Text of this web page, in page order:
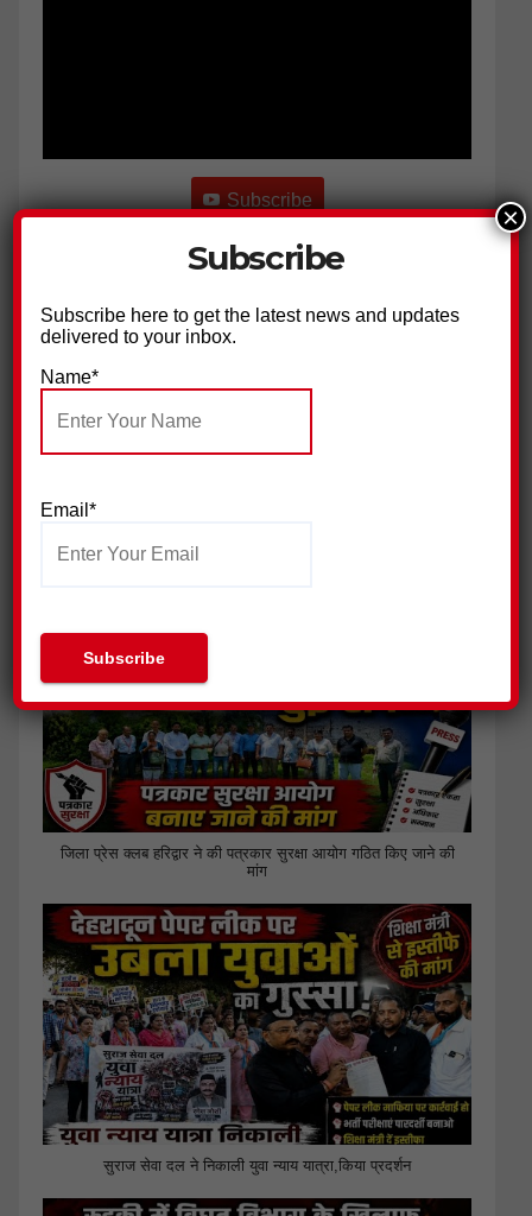
Subscribe
1 / 38 Next »
ग्राम प्रधान के भाई पर हमला, 18 नामजद आरोपियों पर मुकदमा दर्ज
जिला प्रेस क्लब हरिद्वार ने की पत्रकार सुरक्षा आयोग गठित किए जाने की
मांग
सुराज सेवा दल ने निकाली युवा न्याय यात्रा,किया प्रदर्शन
Subscribe
Subscribe here to get the latest news and updates
delivered to your inbox.
Name*
Email*
×